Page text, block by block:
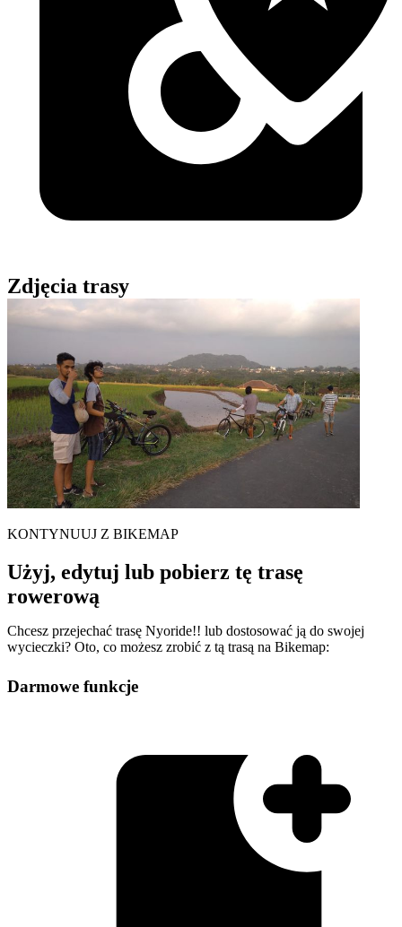
Zdjęcia trasy
KONTYNUUJ Z BIKEMAP
Użyj, edytuj lub pobierz tę trasę
rowerową
Chcesz przejechać trasę Nyoride!! lub dostosować ją do swojej
wycieczki? Oto, co możesz zrobić z tą trasą na Bikemap:
Darmowe funkcje